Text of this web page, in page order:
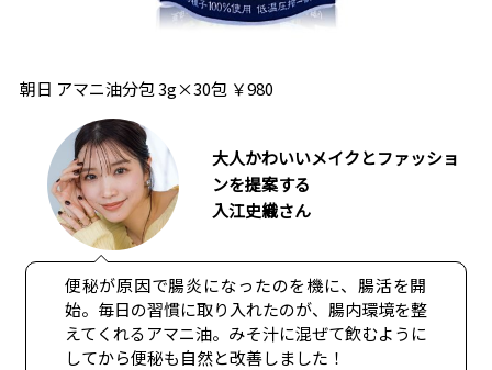
朝日 アマニ油分包 3g×30包 ￥980
大人かわいいメイクとファッショ
ンを提案する
入江史織さん
便秘が原因で腸炎になったのを機に、腸活を開
始。毎日の習慣に取り入れたのが、腸内環境を整
えてくれるアマニ油。みそ汁に混ぜて飲むように
してから便秘も自然と改善しました！